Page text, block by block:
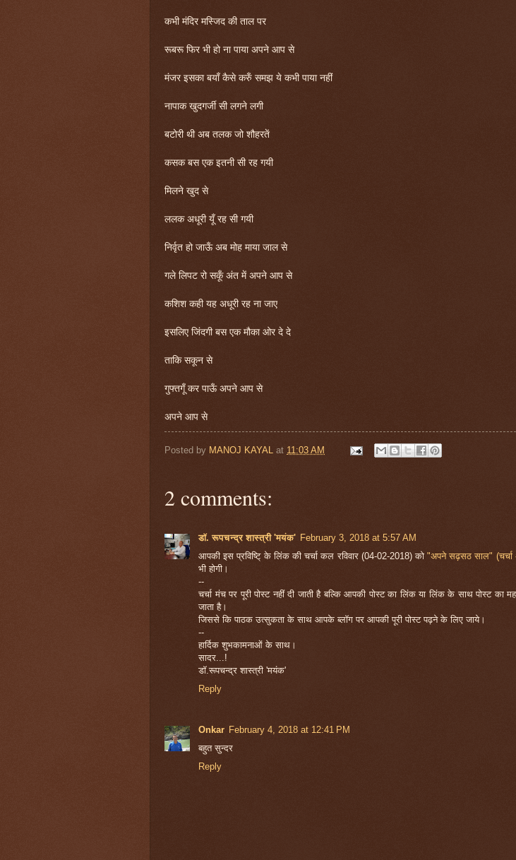
कभी मंदिर मस्जिद की ताल पर
रूबरू फिर भी हो ना पाया अपने आप से
मंजर इसका बयाँ कैसे करुँ समझ ये कभी पाया नहीं
नापाक खुदगर्जी सी लगने लगी
बटोरी थी अब तलक जो शौहरतें
कसक बस एक इतनी सी रह गयी
मिलने खुद से
ललक अधूरी यूँ रह सी गयी
निर्वृत हो जाऊँ अब मोह माया जाल से
गले लिपट रो सकूँ अंत में अपने आप से
कशिश कही यह अधूरी रह ना जाए
इसलिए जिंदगी बस एक मौका ओर दे दे
ताकि सकून से
गुफ्तगूँ कर पाऊँ अपने आप से
अपने आप से
Posted by MANOJ KAYAL at 11:03 AM
2 comments:
डॉ. रूपचन्द्र शास्त्री 'मयंक' February 3, 2018 at 5:57 AM
आपकी इस प्रविष्टि् के लिंक की चर्चा कल रविवार (04-02-2018) को"अपने सढ़सठ साल"
भी होगी।
--
चर्चा मंच पर पूरी पोस्ट नहीं दी जाती है बल्कि आपकी पोस्ट का लिंक या लिंक के साथ पोस्ट का
जाता है।
जिससे कि पाठक उत्सुकता के साथ आपके ब्लॉग पर आपकी पूरी पोस्ट पढ़ने के लिए जाये।
--
हार्दिक शुभकामनाओं के साथ।
सादर...!
डॉ.रूपचन्द्र शास्त्री 'मयंक'
Reply
Onkar February 4, 2018 at 12:41 PM
बहुत सुन्दर
Reply